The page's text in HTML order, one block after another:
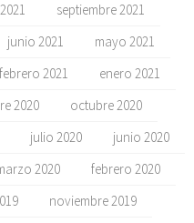
septiembre 2021
junio 2021
mayo 2021
febrero 2021
enero 2021
2020
octubre 2020
julio 2020
junio 2020
2020
febrero 2020
noviembre 2019